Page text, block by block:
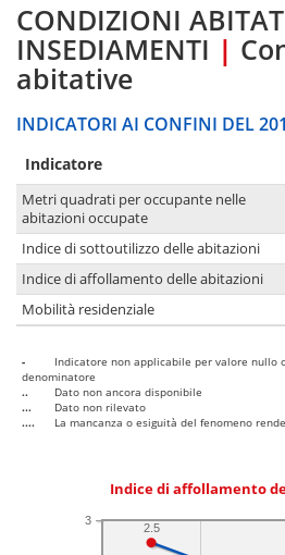
CONDIZIONI
INSEDIAMENTI |
abitative
INDICATORI AI CONFINI DEL
Indicatore
Metri quadrati per occupante nelle
abitazioni occupate
Indice di sottoutilizzo delle abitazioni
Indice di affollamento delle abitazioni
Mobilità residenziale
-
Indicatore non applicabile per valore nullo
denominatore
..
Dato non ancora disponibile
...
Dato non rilevato
....
La mancanza o esiguità del fenomeno
Indice di affollamento
3
2.5